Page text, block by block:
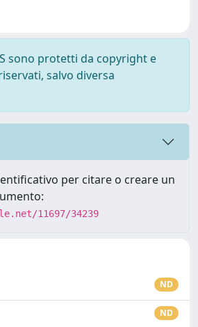
sono protetti da copyright e
salvo diversa
per citare o creare un
11697/34239
ND
ND